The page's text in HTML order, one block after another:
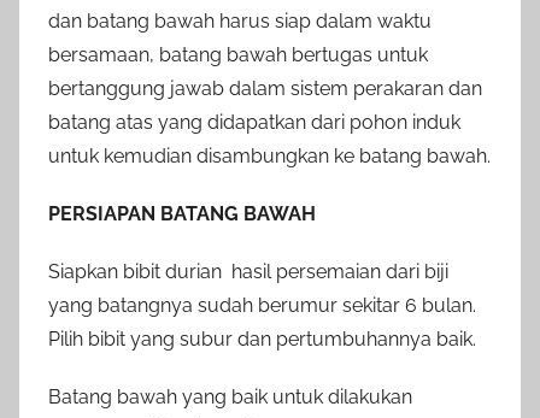
dan batang bawah harus siap dalam waktu
bersamaan, batang bawah bertugas untuk
bertanggung jawab dalam sistem perakaran dan
batang atas yang didapatkan dari pohon induk
untuk kemudian disambungkan ke batang bawah.
PERSIAPAN BATANG BAWAH
Siapkan bibit durian hasil persemaian dari biji
yang batangnya sudah berumur sekitar 6 bulan.
Pilih bibit yang subur dan pertumbuhannya baik.
Batang bawah yang baik untuk dilakukan